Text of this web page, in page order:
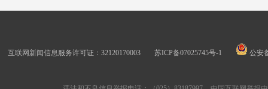
互联网新闻信息服务许可证：32120170003 苏ICP备07025745号-1 公安